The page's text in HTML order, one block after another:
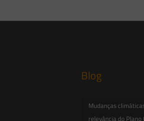
Blog
Mudanças
relevância do